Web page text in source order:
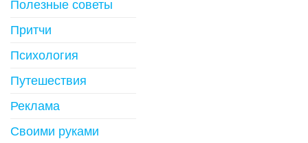
Полезные советы
Притчи
Психология
Путешествия
Реклама
Своими руками